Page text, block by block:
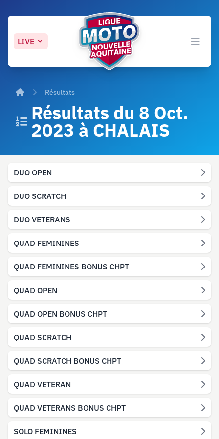
LIVE
Open
AccueilRésultats
Résultats du 8 Oct.
2023 à CHALAIS
DUO OPEN
DUO SCRATCH
DUO VETERANS
QUAD FEMININES
QUAD FEMININES BONUS CHPT
QUAD OPEN
QUAD OPEN BONUS CHPT
QUAD SCRATCH
QUAD SCRATCH BONUS CHPT
QUAD VETERAN
QUAD VETERANS BONUS CHPT
SOLO FEMININES